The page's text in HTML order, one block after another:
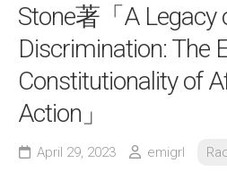
Stone著「A Legacy
Discrimination: The
Constitutionality of
Action」
April 29, 2023 emigrl